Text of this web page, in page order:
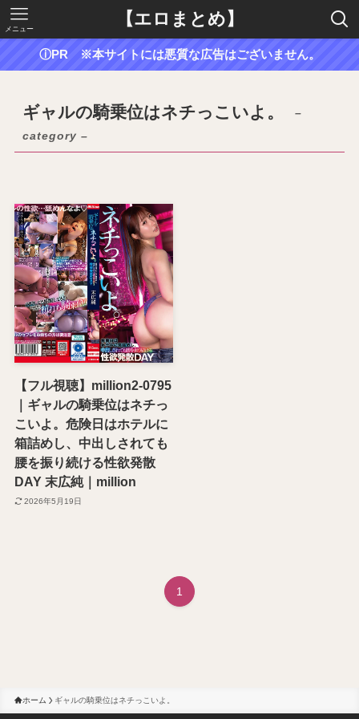
【エロまとめ】
メニュー
ⓘPR ※本サイトには悪質な広告はございません。
ギャルの騎乗位はネチっこいよ。
–
category –
【フル視聴】million2-0795
｜ギャルの騎乗位はネチっ
こいよ。危険日はホテルに
箱詰めし、中出しされても
腰を振り続ける性欲発散
DAY 末広純｜million
2026年5月19日
1
ホーム ギャルの騎乗位はネチっこいよ。